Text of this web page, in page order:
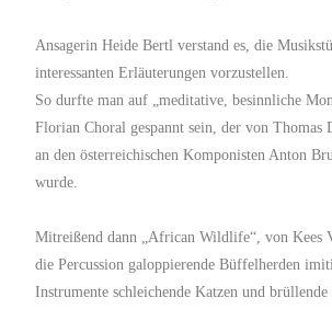
Ansagerin Heide Bertl verstand es, die
interessanten Erläuterungen vorzustellen.
So durfte man auf „meditative, besinnliche
Florian Choral gespannt sein, der von Thomas
an den österreichischen Komponisten Anton
wurde.
Mitreißend dann „African Wildlife“, von Kees
die Percussion galoppierende Büffelherden
Instrumente schleichende Katzen und brüllende